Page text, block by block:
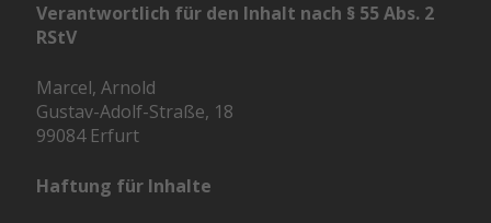
Verantwortlich für den Inhalt nach § 55 Abs. 2
RStV
Marcel, Arnold
Gustav-Adolf-Straße, 18
99084 Erfurt
Haftung für Inhalte